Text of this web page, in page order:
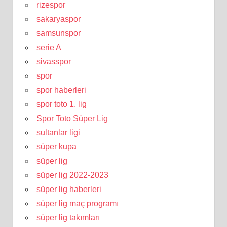
rizespor
sakaryaspor
samsunspor
serie A
sivasspor
spor
spor haberleri
spor toto 1. lig
Spor Toto Süper Lig
sultanlar ligi
süper kupa
süper lig
süper lig 2022-2023
süper lig haberleri
süper lig maç programı
süper lig takımları